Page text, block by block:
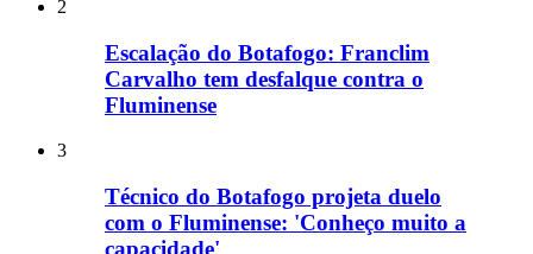
2
Escalação do Botafogo: Franclim
Carvalho tem desfalque contra o
Fluminense
3
Técnico do Botafogo projeta duelo
com o Fluminense: 'Conheço muito a
capacidade'